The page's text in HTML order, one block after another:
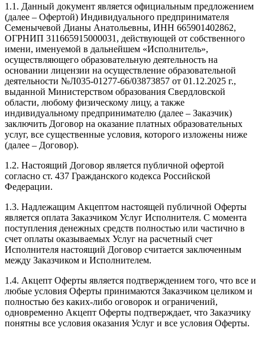
1.1. Данный документ является официальным предложением
(далее – Офертой) Индивидуального предпринимателя
Семенычевой Дианы Анатольевны, ИНН 665901402862,
ОГРНИП 311665915000031, действующей от собственного
имени, именуемой в дальнейшем «Исполнитель»,
осуществляющего образовательную деятельность на
основании лицензии на осуществление образовательной
деятельности №Л035-01277-66/03873857 от 01.12.2025 г.,
выданной Министерством образования Свердловской
области, любому физическому лицу, а также
индивидуальному предпринимателю (далее – Заказчик)
заключить Договор на оказание платных образовательных
услуг, все существенные условия, которого изложены ниже
(далее – Договор).
1.2. Настоящий Договор является публичной офертой
согласно ст. 437 Гражданского кодекса Российской
Федерации.
1.3. Надлежащим Акцептом настоящей публичной Оферты
является оплата Заказчиком Услуг Исполнителя. С момента
поступления денежных средств полностью или частично в
счет оплаты оказываемых Услуг на расчетный счет
Исполнителя настоящий Договор считается заключенным
между Заказчиком и Исполнителем.
1.4. Акцепт Оферты является подтверждением того, что все и
любые условия Оферты принимаются Заказчиком целиком и
полностью без каких-либо оговорок и ограничений,
одновременно Акцепт Оферты подтверждает, что Заказчику
понятны все условия оказания Услуг и все условия Оферты.